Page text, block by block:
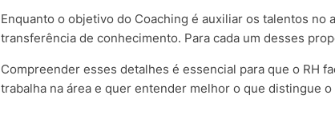
Enquanto o objetivo do Coaching é auxiliar os talentos no
transferência de conhecimento. Para cada um desses
Compreender esses detalhes é essencial para que o RH
trabalha na área e quer entender melhor o que distingue